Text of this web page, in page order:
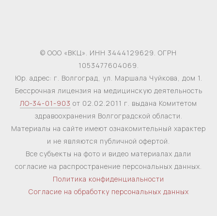
© ООО «ВКЦ». ИНН 3444129629. ОГРН
1053477604069.
Юр. адрес: г. Волгоград, ул. Маршала Чуйкова, дом 1.
Бессрочная лицензия на медицинскую деятельность
ЛО-34-01-903 от 02.02.2011 г. выдана Комитетом
здравоохранения Волгоградской области.
Материалы на сайте имеют ознакомительный характер
и не являются публичной офертой.
Все субъекты на фото и видео материалах дали
согласие на распространение персональных данных.
Политика конфиденциальности
Согласие на обработку персональных данных